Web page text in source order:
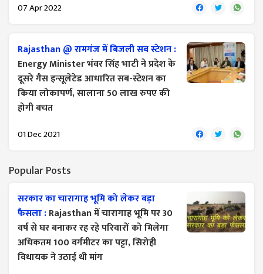
07 Apr 2022
Rajasthan @ रामगंज में बिजली सब स्टेशन :
Energy Minister भंवर सिंह भाटी ने प्रदेश के
दूसरे गैस इन्सूलेटेड आधारित सब-स्टेशन का
किया लोकापर्ण, सालाना 50 लाख रुपए की
होगी बचत
01 Dec 2021
Popular Posts
सरकार का चारागाह भूमि को लेकर बड़ा
फैसला :Rajasthan में चारागाह भूमि पर 30
वर्ष से घर बनाकर रह रहे परिवारों को मिलेगा
अधिकतम 100 वर्गमीटर का पट्टा, सिरोही
विधायक ने उठाई थी मांग